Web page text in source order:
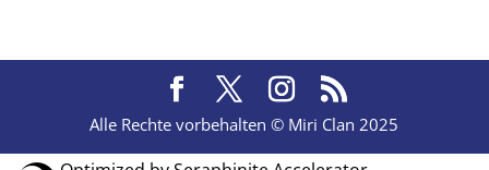
through
3.000,00 €
Alle Rechte vorbehalten © Miri Clan 2025